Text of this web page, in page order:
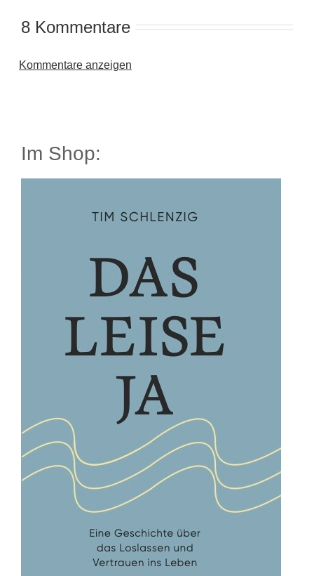
8 Kommentare
Kommentare anzeigen
Im Shop: